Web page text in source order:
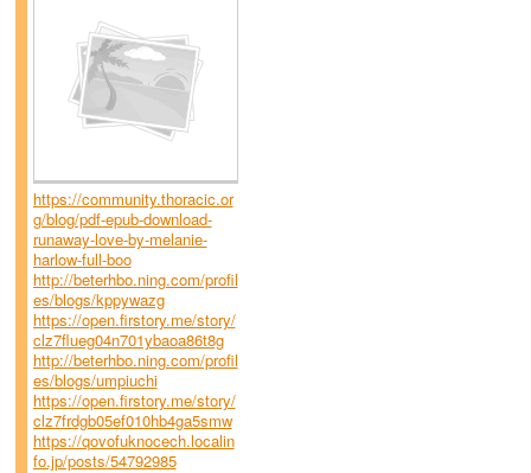
https://community.thoracic.or
g/blog/pdf-epub-download-
runaway-love-by-melanie-
harlow-full-boo
http://beterhbo.ning.com/profil
es/blogs/kppywazg
https://open.firstory.me/story/
clz7flueg04n701ybaoa86t8g
http://beterhbo.ning.com/profil
es/blogs/umpiuchi
https://open.firstory.me/story/
clz7frdgb05ef010hb4ga5smw
https://qovofuknocech.localin
fo.jp/posts/54792985